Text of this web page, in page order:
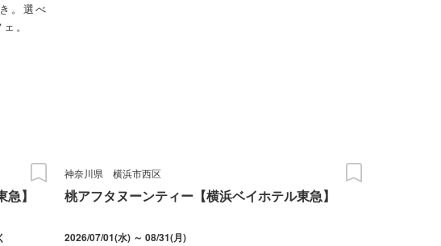
。選べ
。
】
神奈川県 横浜市西区
桃アフタヌーンティー【横浜ベイホテル東急】
2026/07/01(水) ～ 08/31(月)